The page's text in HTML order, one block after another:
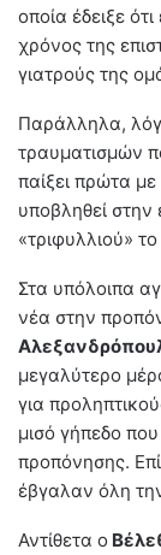
οποία έδειξε
χρόνος της
γιατρούς της
Παράλληλα,
τραυματισμών
παίξει πρώτα
υποβληθεί στην
«τριφυλλιού»
Στα υπόλοιπα
νέα στην
μεγαλύτερο
για
μισό γήπεδο
προπόνησης.
έβγαλαν όλη
Αντίθετα ο